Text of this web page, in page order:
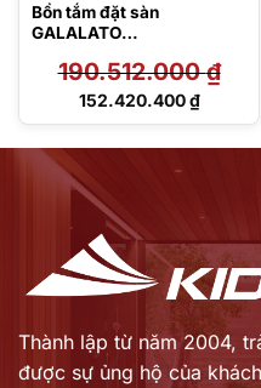
Bồn tắm đặt sàn
GALALATO
TVBF412
190.512.000₫
Giá
152.420.400₫
Giá
Thành lập từ năm 2004,
được sự ủng hộ của